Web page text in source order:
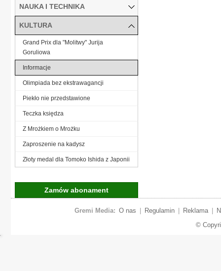
NAUKA I TECHNIKA
KULTURA
Grand Prix dla "Molitwy" Jurija
Goruliowa
Informacje
Olimpiada bez ekstrawagancji
Piekło nie przedstawione
Teczka księdza
Z Mrożkiem o Mrożku
Zaproszenie na kadysz
Złoty medal dla Tomoko Ishida z Japonii
Zamów abonament
Gremi Media: O nas Regulamin Reklama
©